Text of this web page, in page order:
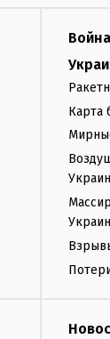
Карта